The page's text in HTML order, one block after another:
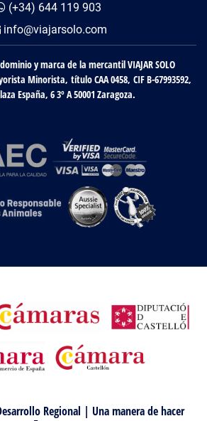
(+34) 644 119 903
info@viajarsolo.com
dominio y marca de la mercantil VIAJAR SOLO
Minorista, título CAA 0458, CIF B-67993592,
España, 6 3º A 50001 Zaragoza.
Regional | Una manera de hacer